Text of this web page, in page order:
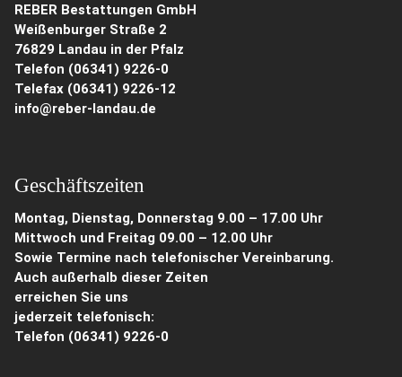
REBER Bestattungen GmbH
Weißenburger Straße 2
76829 Landau in der Pfalz
Telefon (06341) 9226-0
Telefax (06341) 9226-12
info@reber-landau.de
Geschäftszeiten
Montag, Dienstag, Donnerstag 9.00 – 17.00 Uhr
Mittwoch und Freitag 09.00 – 12.00 Uhr
Sowie Termine nach telefonischer Vereinbarung.
Auch außerhalb dieser Zeiten
erreichen Sie uns
jederzeit telefonisch:
Telefon (06341) 9226-0